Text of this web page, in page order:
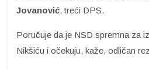
Jovanović, treći DPS.
Poručuje da je NSD spremna za
Nikšiću i očekuju, kaže, odličan